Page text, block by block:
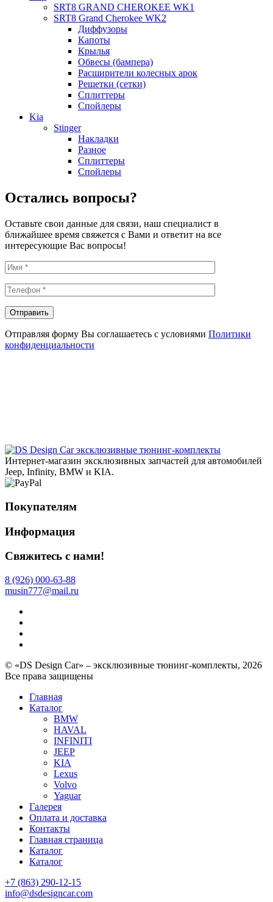
SRT8 GRAND CHEROKEE WK1
SRT8 Grand Cherokee WK2
Диффузоры
Капоты
Крылья
Обвесы (бампера)
Расширители колесных арок
Решетки (сетки)
Сплиттеры
Спойлеры
Kia
Stinger
Накладки
Разное
Сплиттеры
Спойлеры
Остались вопросы?
Оставьте свои данные для связи, наш специалист в
ближайшее время свяжется с Вами и ответит на все
интересующие Вас вопросы!
Отправляя форму Вы соглашаетесь с условиями Политики
конфиденциальности
эксклюзивные тюнинг-комплекты
Интернет-магазин эксклюзивных запчастей для автомобилей
Jeep, Infinity, BMW и KIA.
Покупателям
Информация
Свяжитесь с нами!
8 (926) 000-63-88
musin777@mail.ru
© «DS Design Car» – эксклюзивные тюнинг-комплекты, 2026
Все права защищены
Главная
Каталог
BMW
HAVAL
INFINITI
JEEP
KIA
Lexus
Volvo
Yaguar
Галерея
Оплата и доставка
Контакты
Главная страница
Каталог
Каталог
+7 (863) 290-12-15
info@dsdesigncar.com